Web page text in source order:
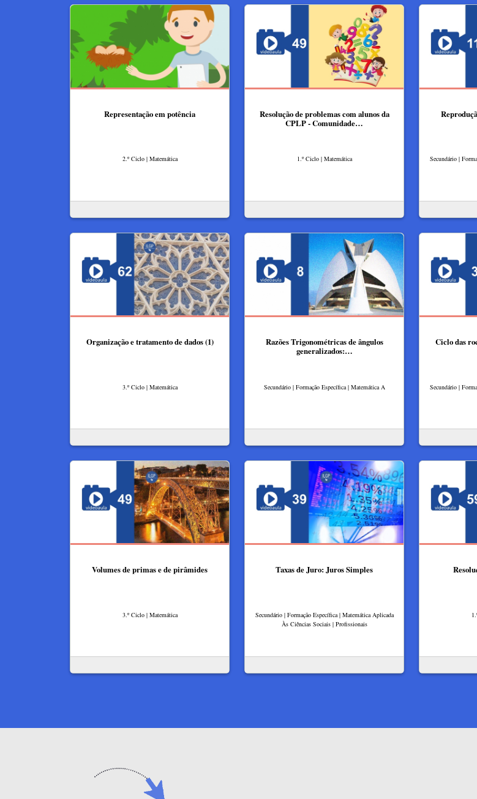
Representação em potência
2.º Ciclo | Matemática
Resolução de problemas com alunos da
CPLP - Comunidade…
1.º Ciclo | Matemática
Secundário |
Organização e tratamento de dados (1)
3.º Ciclo | Matemática
Razões Trigonométricas de ângulos
generalizados:…
Secundário | Formação Específica | Matemática A
Ciclo das
Secundário |
Volumes de primas e de pirâmides
3.º Ciclo | Matemática
Taxas de Juro: Juros Simples
Secundário | Formação Específica | Matemática Aplicada
Às Ciências Sociais | Profissionais